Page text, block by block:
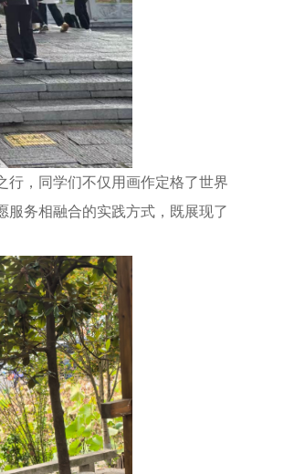
，同学们不仅用画作定格了世界
服务相融合的实践方式，既展现了